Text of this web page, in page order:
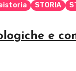
STORIA
e